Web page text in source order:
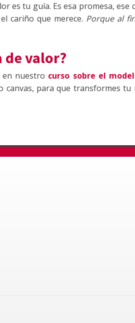
es tu guía. Es esa promesa,
cariño que merece. Porque al
de valor?
nuestro curso sobre el
para que transformes tu